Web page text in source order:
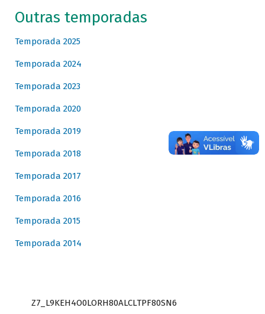
Outras temporadas
Temporada 2025
Temporada 2024
Temporada 2023
Temporada 2020
Temporada 2019
Temporada 2018
Temporada 2017
Temporada 2016
Temporada 2015
Temporada 2014
Z7_L9KEH4O0LORH80ALCLTPF80SN6